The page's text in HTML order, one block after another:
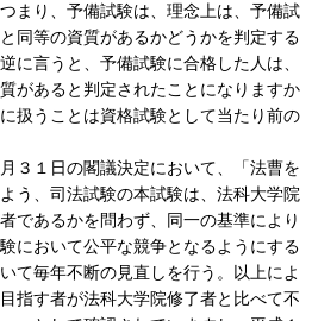
まり、予備試験は、理念上は、予備試
同等の資質があるかどうかを判定する
に言うと、予備試験に合格した人は、
があると判定されたことになりますか
扱うことは資格試験として当たり前の
３１日の閣議決定において、「法曹を
う、司法試験の本試験は、法科大学院
であるかを問わず、同一の基準により
において公平な競争となるようにする
て毎年不断の見直しを行う。以上によ
指す者が法科大学院修了者と比べて不